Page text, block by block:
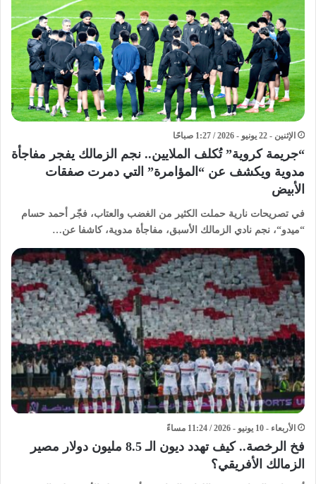
الإثنين - 22 يونيو - 2026 / 1:27 صباحًا
“جريمة كروية” تُكلف الملايين.. نجم الزمالك يفجر مفاجأة
مدوية ويكشف عن “المؤامرة” التي دمرت صفقات
الأبيض
في ​تصريحات نارية حملت الكثير من الغضب والعتاب، فجّر أحمد حسام
“ميدو“، نجم نادي الزمالك الأسبق، مفاجأة مدوية، كاشفا عن…
الأربعاء - 10 يونيو - 2026 / 11:24 مساءً
فخ الرخصة.. كيف تهدد ديون الـ 8.5 مليون دولار مصير
الزمالك الأفريقي؟